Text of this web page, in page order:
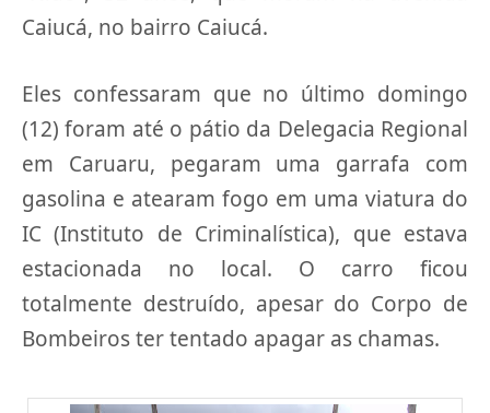
Caiucá, no bairro Caiucá.
Eles confessaram que no último domingo
(12) foram até o pátio da Delegacia Regional
em Caruaru, pegaram uma garrafa com
gasolina e atearam fogo em uma viatura do
IC (Instituto de Criminalística), que estava
estacionada no local. O carro ficou
totalmente destruído, apesar do Corpo de
Bombeiros ter tentado apagar as chamas.